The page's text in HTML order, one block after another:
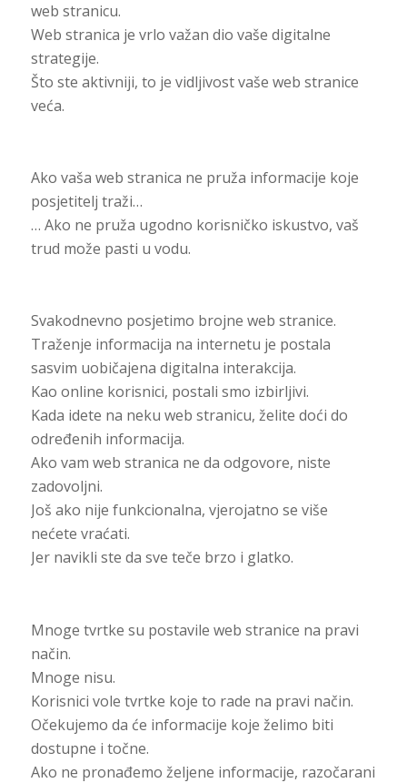
web stranicu.
Web stranica je vrlo važan dio vaše digitalne
strategije.
Što ste aktivniji, to je vidljivost vaše web stranice
veća.
Ako vaša web stranica ne pruža informacije koje
posjetitelj traži…
… Ako ne pruža ugodno korisničko iskustvo, vaš
trud može pasti u vodu.
Svakodnevno posjetimo brojne web stranice.
Traženje informacija na internetu je postala
sasvim uobičajena digitalna interakcija.
Kao online korisnici, postali smo izbirljivi.
Kada idete na neku web stranicu, želite doći do
određenih informacija.
Ako vam web stranica ne da odgovore, niste
zadovoljni.
Još ako nije funkcionalna, vjerojatno se više
nećete vraćati.
Jer navikli ste da sve teče brzo i glatko.
Mnoge tvrtke su postavile web stranice na pravi
način.
Mnoge nisu.
Korisnici vole tvrtke koje to rade na pravi način.
Očekujemo da će informacije koje želimo biti
dostupne i točne.
Ako ne pronađemo željene informacije, razočarani